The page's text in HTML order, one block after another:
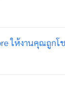
ให้งานคุณถูกโ